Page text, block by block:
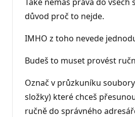
důvod proč to nejde.
IMHO z toho nevede
Budeš to muset provést
Označ v průzkuníku
složky) které chceš
ručně do správného